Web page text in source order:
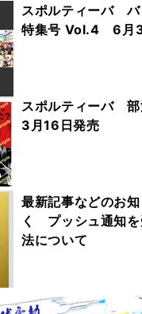
スポルティーバ バ
特集号 Vol.4 6月
スポルティーバ
3月16日発売
最新記事などのお
く プッシュ通知を
法について